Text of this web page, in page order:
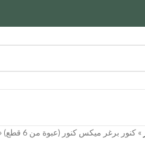
»كنور برغر ميكس كنور (عبوة من 6 قطع)